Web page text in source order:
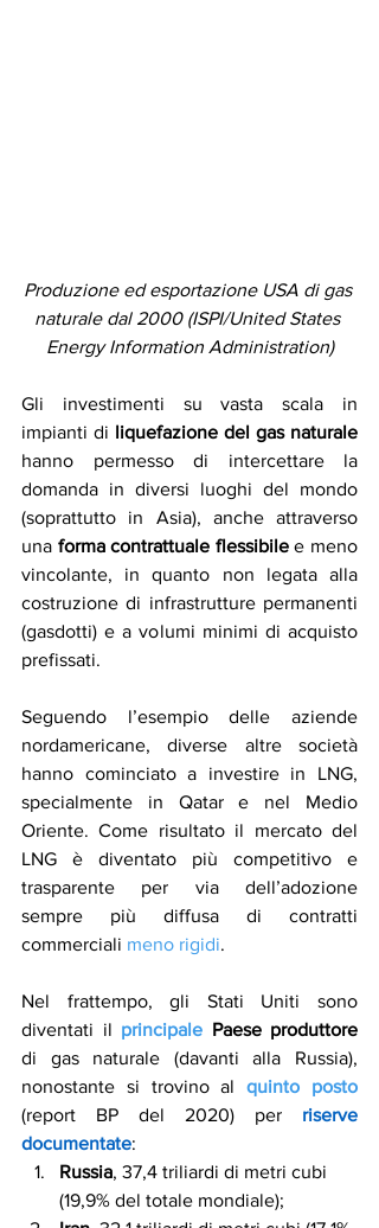
Produzione ed esportazione USA di gas
naturale dal 2000 (ISPI/United States
Energy Information Administration)
Gli investimenti su vasta scala in
impianti di liquefazione del gas naturale
hanno permesso di intercettare la
domanda in diversi luoghi del mondo
(soprattutto in Asia), anche attraverso
una forma contrattuale flessibile e meno
vincolante, in quanto non legata alla
costruzione di infrastrutture permanenti
(gasdotti) e a volumi minimi di acquisto
prefissati.
Seguendo l’esempio delle aziende
nordamericane, diverse altre società
hanno cominciato a investire in LNG,
specialmente in Qatar e nel Medio
Oriente. Come risultato il mercato del
LNG è diventato più competitivo e
trasparente per via dell’adozione
sempre più diffusa di contratti
commerciali meno rigidi.
Nel frattempo, gli Stati Uniti sono
diventati il principale Paese produttore
di gas naturale (davanti alla Russia),
nonostante si trovino al quinto posto
(report BP del 2020) per riserve
documentate:
Russia, 37,4 triliardi di metri cubi
(19,9% del totale mondiale);